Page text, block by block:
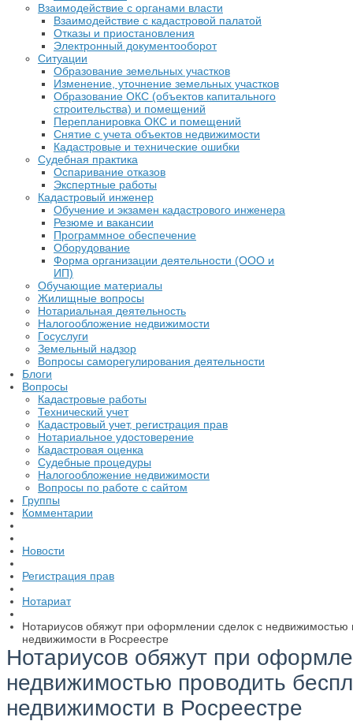
Взаимодействие с органами власти
Взаимодействие с кадастровой палатой
Отказы и приостановления
Электронный документооборот
Ситуации
Образование земельных участков
Изменение, уточнение земельных участков
Образование ОКС (объектов капитального
строительства) и помещений
Перепланировка ОКС и помещений
Снятие с учета объектов недвижимости
Кадастровые и технические ошибки
Судебная практика
Оспаривание отказов
Экспертные работы
Кадастровый инженер
Обучение и экзамен кадастрового инженера
Резюме и вакансии
Программное обеспечение
Оборудование
Форма организации деятельности (ООО и
ИП)
Обучающие материалы
Жилищные вопросы
Нотариальная деятельность
Налогообложение недвижимости
Госуслуги
Земельный надзор
Вопросы саморегулирования деятельности
Блоги
Вопросы
Кадастровые работы
Технический учет
Кадастровый учет, регистрация прав
Нотариальное удостоверение
Кадастровая оценка
Судебные процедуры
Налогообложение недвижимости
Вопросы по работе с сайтом
Группы
Комментарии
Новости
Регистрация прав
Нотариат
Нотариусов обяжут при оформлении сделок с недвижимостью
недвижимости в Росреестре
Нотариусов обяжут при
недвижимостью проводить
недвижимости в Росреестре